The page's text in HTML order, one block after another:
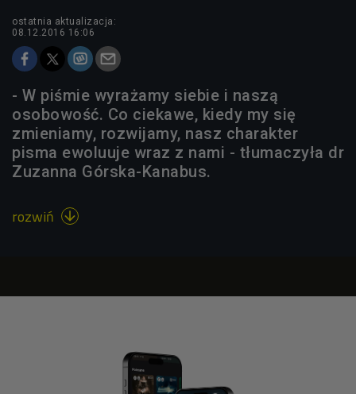
ostatnia aktualizacja:
08.12.2016 16:06
- W piśmie wyrażamy siebie i naszą
osobowość. Co ciekawe, kiedy my się
zmieniamy, rozwijamy, nasz charakter
pisma ewoluuje wraz z nami - tłumaczyła dr
Zuzanna Górska-Kanabus.
rozwiń 